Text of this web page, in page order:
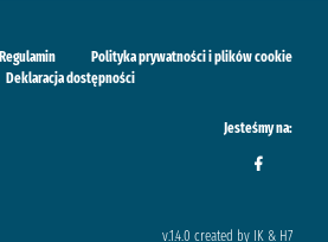
Regulamin
Polityka prywatności i plików cookie
Deklaracja dostępności
Jesteśmy na:
v.1.4.0 created by IK & H7